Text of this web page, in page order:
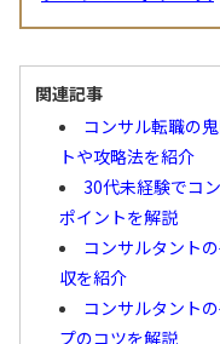
関連記事
コンサル転職の
トや攻略法を紹介
30代未経験でコ
ポイントを解説
コンサルタント
収を紹介
コンサルタント
プのコツを解説